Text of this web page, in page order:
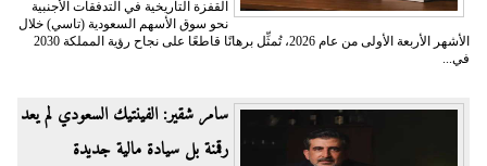
القفزة التاريخية في التدفقات الأجنبية
نحو سوق الأسهم السعودية (تاسي) خلال
الأشهر الأربعة الأولى من عام 2026، تُمثِّل برهانًا قاطعًا على نجاح رؤية المملكة 2030
في...
سامر شقير: الفينتيك السعودي لم يعد
رقمنة بل سيادة مالية جديدة